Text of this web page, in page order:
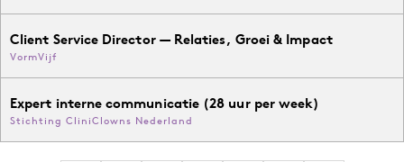
Client Service Director — Relaties, Groei & Impact
VormVijf
Expert interne communicatie (28 uur per week)
Stichting CliniClowns Nederland